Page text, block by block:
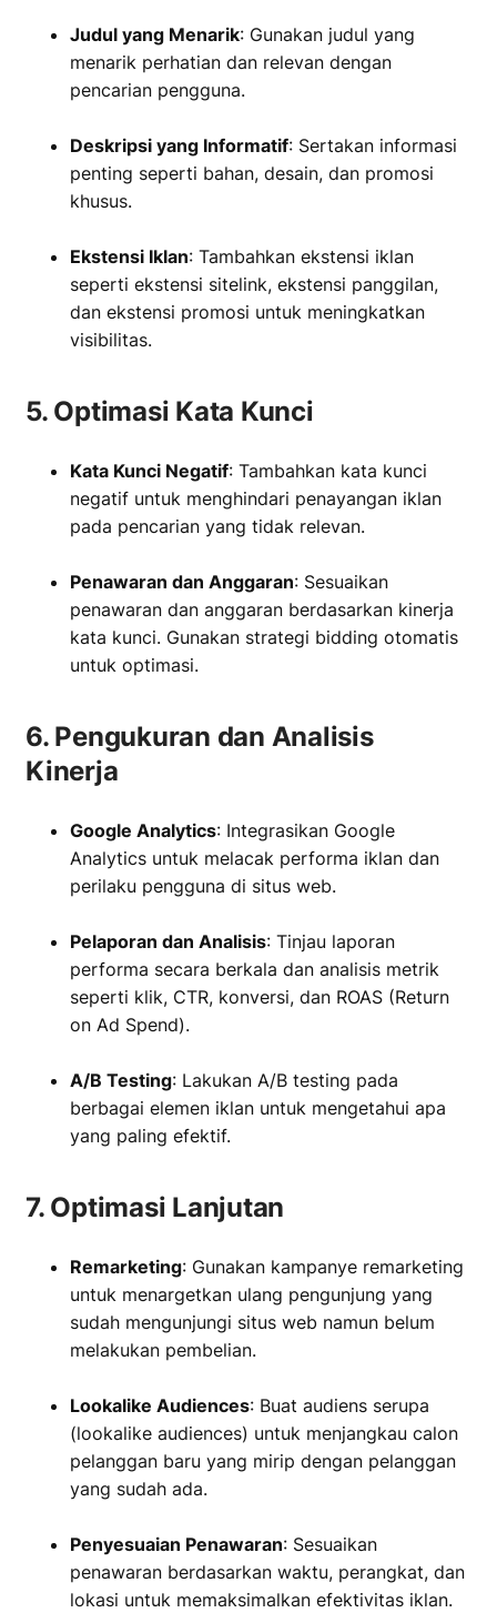
Judul yang Menarik: Gunakan judul yang
menarik perhatian dan relevan dengan
pencarian pengguna.
Deskripsi yang Informatif: Sertakan informasi
penting seperti bahan, desain, dan promosi
khusus.
Ekstensi Iklan: Tambahkan ekstensi iklan
seperti ekstensi sitelink, ekstensi panggilan,
dan ekstensi promosi untuk meningkatkan
visibilitas.
5. Optimasi Kata Kunci
Kata Kunci Negatif: Tambahkan kata kunci
negatif untuk menghindari penayangan iklan
pada pencarian yang tidak relevan.
Penawaran dan Anggaran: Sesuaikan
penawaran dan anggaran berdasarkan kinerja
kata kunci. Gunakan strategi bidding otomatis
untuk optimasi.
6. Pengukuran dan Analisis
Kinerja
Google Analytics: Integrasikan Google
Analytics untuk melacak performa iklan dan
perilaku pengguna di situs web.
Pelaporan dan Analisis: Tinjau laporan
performa secara berkala dan analisis metrik
seperti klik, CTR, konversi, dan ROAS (Return
on Ad Spend).
A/B Testing: Lakukan A/B testing pada
berbagai elemen iklan untuk mengetahui apa
yang paling efektif.
7. Optimasi Lanjutan
Remarketing: Gunakan kampanye remarketing
untuk menargetkan ulang pengunjung yang
sudah mengunjungi situs web namun belum
melakukan pembelian.
Lookalike Audiences: Buat audiens serupa
(lookalike audiences) untuk menjangkau calon
pelanggan baru yang mirip dengan pelanggan
yang sudah ada.
Penyesuaian Penawaran: Sesuaikan
penawaran berdasarkan waktu, perangkat, dan
lokasi untuk memaksimalkan efektivitas iklan.